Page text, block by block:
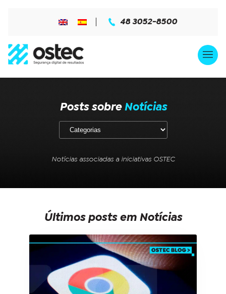
48 3052-8500
Posts sobre Notícias
Notícias associadas a iniciativas OSTEC
Últimos posts em Notícias